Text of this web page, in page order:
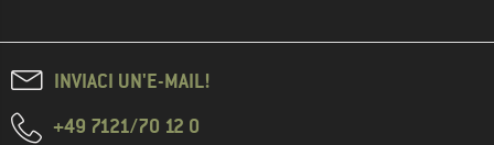
INVIACI UN'E-MAIL!
+49 7121/70 12 0